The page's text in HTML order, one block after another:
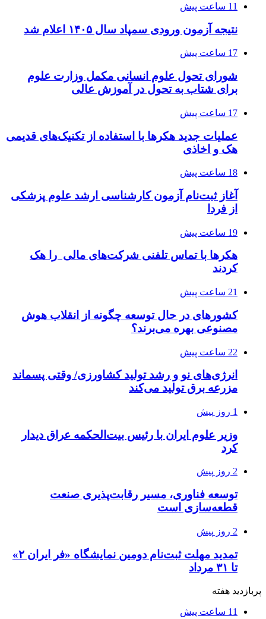
11 ساعت پیش
نتیجه آزمون ورودی سمپاد سال ۱۴۰۵ اعلام شد
17 ساعت پیش
شورای تحول علوم انسانی مکمل وزارت علوم
برای شتاب به تحول در آموزش عالی
17 ساعت پیش
عملیات جدید هکرها با استفاده از تکنیک‌های قدیمی
هک و اخاذی
18 ساعت پیش
آغاز ثبت‌نام‌ آزمون کارشناسی ارشد علوم پزشکی
از فردا
19 ساعت پیش
هکرها با تماس تلفنی شرکت‌های مالی را هک
کردند
21 ساعت پیش
کشورهای در حال توسعه چگونه از انقلاب هوش
مصنوعی بهره می‌برند؟
22 ساعت پیش
انرژی‌های نو و رشد تولید کشاورزی/ وقتی پسماند
مزرعه‌ برق تولید می‌کند
1 روز پیش
وزیر علوم ایران با رئیس بیت‌الحکمه عراق دیدار
کرد
2 روز پیش
توسعه فناوری، مسیر رقابت‌پذیری صنعت
قطعه‌سازی است
2 روز پیش
تمدید مهلت ثبت‌نام دومین نمایشگاه «فر ایران ۲»
تا ۳۱ مرداد
پربازدید هفته
11 ساعت پیش